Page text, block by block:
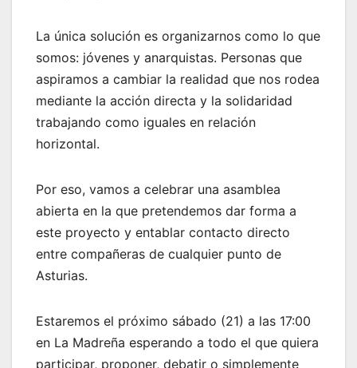
La única solución es organizarnos como lo que
somos: jóvenes y anarquistas. Personas que
aspiramos a cambiar la realidad que nos rodea
mediante la acción directa y la solidaridad
trabajando como iguales en relación
horizontal.
Por eso, vamos a celebrar una asamblea
abierta en la que pretendemos dar forma a
este proyecto y entablar contacto directo
entre compañeras de cualquier punto de
Asturias.
Estaremos el próximo sábado (21) a las 17:00
en La Madreña esperando a todo el que quiera
participar, proponer, debatir o simplemente